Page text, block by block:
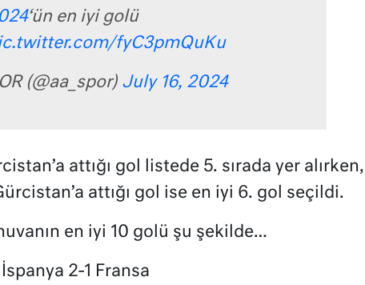
‘ün en iyi golü
fyC3pmQuKu
(@aa_spor) July 16, 2024
attığı gol listede 5. sırada yer alırken,
attığı gol ise en iyi 6. gol seçildi.
en iyi 10 golü şu şekilde…
2-1 Fransa